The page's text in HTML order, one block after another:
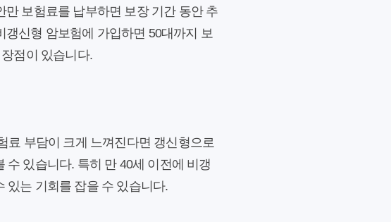
만 보험료를 납부하면 보장 기간 동안 추
신형 암보험에 가입하면 50대까지 보
점이 있습니다.
료 부담이 크게 느껴진다면 갱신형으로
있습니다. 특히 만 40세 이전에 비갱
있는 기회를 잡을 수 있습니다.